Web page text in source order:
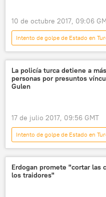
10 de octubre 2017, 09:06
Intento de golpe de Estado en
política
🌍 Oriente
Fethulá Gulen
FETO
militares
vínculos
La policía turca detiene a
personas por presuntos
Gulen
17 de julio 2017, 09:56 GMT
Intento de golpe de Estado en
🌍 Oriente Medio
Fethulá Gulen
detención
Erdogan promete "cortar las
los traidores"